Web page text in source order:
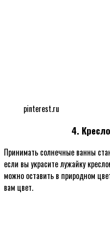
pinterest.ru
4.
Принимать солнечные ванны
если вы украсите лужайку
можно оставить в природном
вам цвет.